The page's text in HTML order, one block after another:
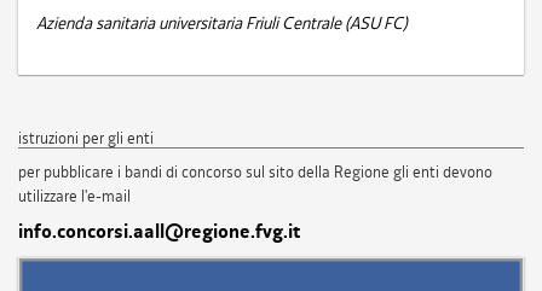
Azienda sanitaria universitaria Friuli Centrale (ASU FC)
istruzioni per gli enti
per pubblicare i bandi di concorso sul sito della Regione gli enti devono
utilizzare l'e-mail
info.concorsi.aall@regione.fvg.it